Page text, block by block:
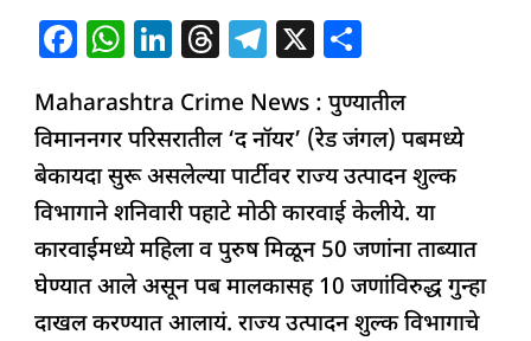
F
c
e
b
o
o
k
W
at
s
A
p
p
Li
k
e
dI
n
T
re
a
d
s
T
e
g
ra
m
X
h
ar
e
Maharashtra Crime News : पुण्यातील
विमाननगर परिसरातील ‘द नॉयर’ (रेड जंगल) पबमध्ये
बेकायदा सुरू असलेल्या पार्टीवर राज्य उत्पादन शुल्क
विभागाने शनिवारी पहाटे मोठी कारवाई केलीये. या
कारवाईमध्ये महिला व पुरुष मिळून 50 जणांना ताब्यात
घेण्यात आले असून पब मालकासह 10 जणांविरुद्ध गुन्हा
दाखल करण्यात आलायं. राज्य उत्पादन शुल्क विभागाचे
;
50
जण
ताब्यात